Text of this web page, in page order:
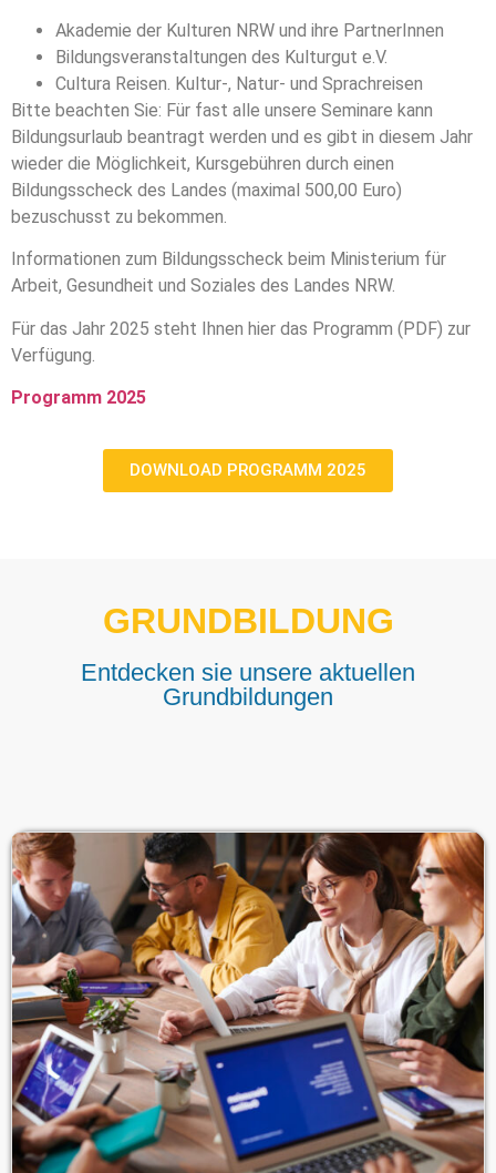
Akademie der Kulturen NRW und ihre PartnerInnen
Bildungsveranstaltungen des Kulturgut e.V.
Cultura Reisen. Kultur-, Natur- und Sprachreisen
Bitte beachten Sie: Für fast alle unsere Seminare kann
Bildungsurlaub beantragt werden und es gibt in diesem Jahr
wieder die Möglichkeit, Kursgebühren durch einen
Bildungsscheck des Landes (maximal 500,00 Euro)
bezuschusst zu bekommen.
Informationen zum Bildungsscheck beim Ministerium für
Arbeit, Gesundheit und Soziales des Landes NRW.
Für das Jahr 2025 steht Ihnen hier das Programm (PDF) zur
Verfügung.
Programm 2025
DOWNLOAD PROGRAMM 2025
GRUNDBILDUNG
Entdecken sie unsere aktuellen
Grundbildungen